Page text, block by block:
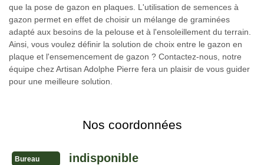
que la pose de gazon en plaques. L'utilisation de semences à
gazon permet en effet de choisir un mélange de graminées
adapté aux besoins de la pelouse et à l'ensoleillement du terrain.
Ainsi, vous voulez définir la solution de choix entre le gazon en
plaque et l'ensemencement de gazon ? Contactez-nous, notre
équipe chez Artisan Adolphe Pierre fera un plaisir de vous guider
pour une meilleure solution.
Nos coordonnées
Bureau indisponible